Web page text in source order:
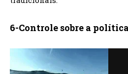
6-Controle sobre a